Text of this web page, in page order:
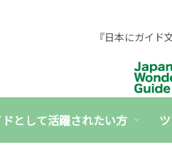
『日本にガイド
として活躍されたい方